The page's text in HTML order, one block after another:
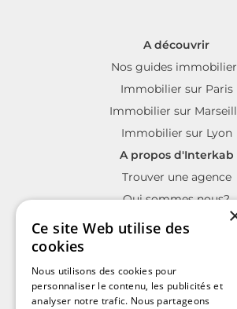
A découvrir
Nos guides
Immobilier sur Paris
Immobilier sur
Immobilier sur Lyon
A propos d'Interkab
Trouver une agence
Qui sommes nous?
La charte Interkab
Annonces immobilières
Annonces immobilières sur
Ce site Web utilise des
cookies
Nous utilisons des cookies pour
personnaliser le contenu, les publicités et
analyser notre trafic. Nous partageons